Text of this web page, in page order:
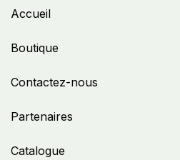
Accueil
Boutique
Contactez-nous
Partenaires
Catalogue